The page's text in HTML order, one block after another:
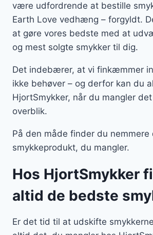
være udfordrende at bestille
Earth Love vedhæng – forgyldt.
at gøre vores bedste med at
og mest solgte smykker til dig.
Det indebærer, at vi finkæmmer
ikke behøver – og derfor kan du
HjortSmykker, når du mangler
overblik.
På den måde finder du nemmere
smykkeprodukt, du mangler.
Hos HjortSmykker
altid de bedste
Er det tid til at udskifte